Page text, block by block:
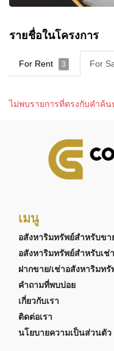
รายชื่อในโครงการ
For Rent 3 For
ไม่พบรายการที่ตรงกับคำค้
เมนู
อสังหาริมทรัพย์สำหรับขา
อสังหาริมทรัพย์สำหรับเช่า
ฝากขาย/เช่าอสังหาริมทรั
คำถามที่พบบ่อย
เกี่ยวกับเรา
ติดต่อเรา
นโยบายความเป็นส่วนตัว